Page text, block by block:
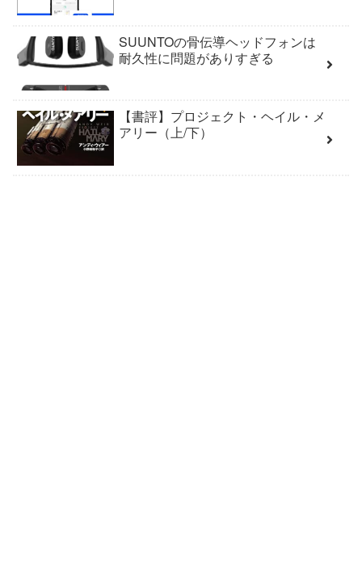
SUUNTOの骨伝導ヘッドフォンは
耐久性に問題がありすぎる
【書評】プロジェクト・ヘイル・メ
アリー（上/下）